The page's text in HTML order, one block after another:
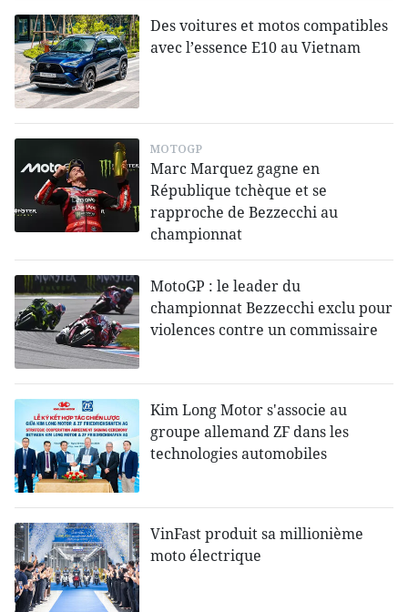
Des voitures et motos compatibles
avec l’essence E10 au Vietnam
MOTOGP
Marc Marquez gagne en
République tchèque et se
rapproche de Bezzecchi au
championnat
MotoGP : le leader du
championnat Bezzecchi exclu pour
violences contre un commissaire
Kim Long Motor s'associe au
groupe allemand ZF dans les
technologies automobiles
VinFast produit sa millionième
moto électrique